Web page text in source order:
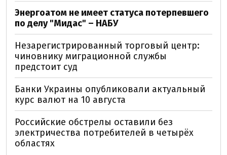
Энергоатом не имеет статуса потерпевшего
по делу "Мидас" – НАБУ
Незарегистрированный торговый центр:
чиновнику миграционной службы
предстоит суд
Банки Украины опубликовали актуальный
курс валют на 10 августа
Российские обстрелы оставили без
электричества потребителей в четырёх
областях